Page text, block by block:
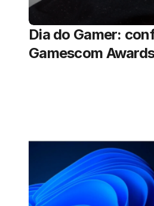
Dia do Gamer:
Gamescom